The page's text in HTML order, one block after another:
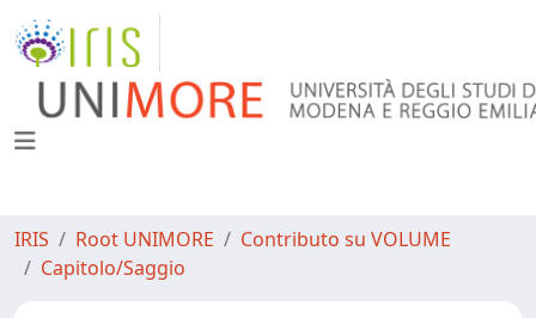
IRIS Root UNIMORE
Contributo su VOLUME
Capitolo/Saggio